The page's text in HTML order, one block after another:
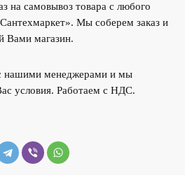
на самовывоз товара с любого
Мы соберем заказ и
Вами магазин.
нашими менеджерами и мы
условия. Работаем с НДС.